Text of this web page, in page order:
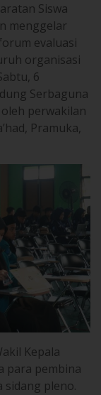
Siswa
menggelar
evaluasi
organisasi
6
Serbaguna
oleh perwakilan
Pramuka,
Kepala
para pembina
sidang pleno.